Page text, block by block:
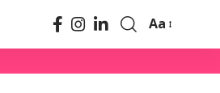
Aa